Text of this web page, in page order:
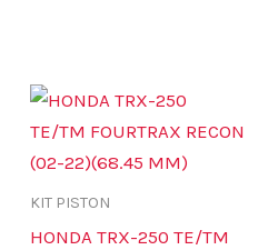
KIT PISTON
HONDA TRX-250 TE/TM